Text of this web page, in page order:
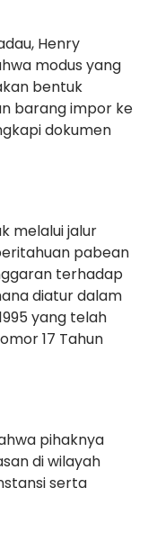
Henry
modus yang
bentuk
barang impor ke
dokumen
melalui jalur
pabean
terhadap
diatur dalam
yang telah
17 Tahun
pihaknya
di wilayah
serta